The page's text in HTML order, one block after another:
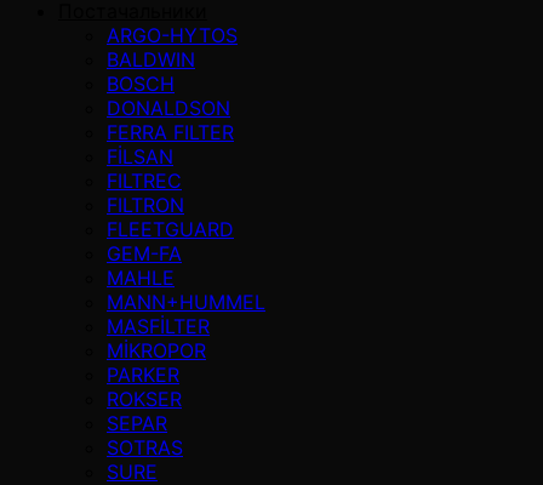
ARGO-HYTOS
BALDWIN
BOSCH
DONALDSON
FERRA FILTER
FİLSAN
FILTREC
FILTRON
FLEETGUARD
GEM-FA
MAHLE
MANN+HUMMEL
MASFİLTER
MİKROPOR
PARKER
ROKSER
SEPAR
SOTRAS
SURE